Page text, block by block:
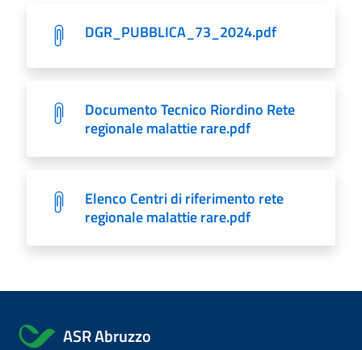
DGR_PUBBLICA_73_2024.pdf
Documento Tecnico Riordino Rete
regionale malattie rare.pdf
Elenco Centri di riferimento rete
regionale malattie rare.pdf
ASR Abruzzo